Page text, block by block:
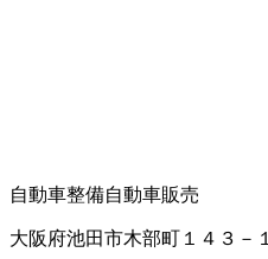
自動車整備自動車販売
大阪府池田市木部町１４３－１